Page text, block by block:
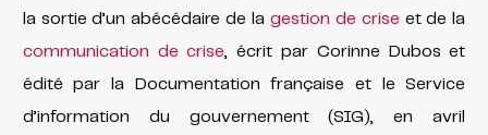
la sortie d’un abécédaire de la gestion de crise et de la
communication de crise, écrit par Corinne Dubos et
édité par la Documentation française et le Service
d’information du gouvernement (SIG), en avril